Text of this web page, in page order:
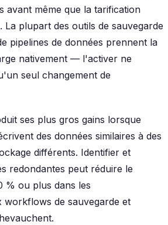
avant même que la tarification
plupart des outils de sauvegarde
pipelines de données prennent la
nativement — l'activer ne
seul changement de
ses plus gros gains lorsque
des données similaires à des
différents. Identifier et
redondantes peut réduire le
% ou plus dans les
workflows de sauvegarde et